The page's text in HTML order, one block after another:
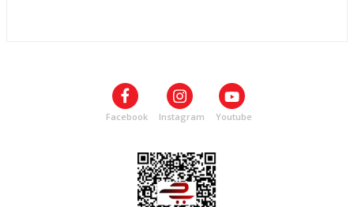
Facebook Instagram Youtube